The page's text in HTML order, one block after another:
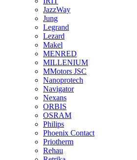
JazzWay
Jung
Legrand
Lezard
Makel
MENRED
MILLENIUM
MMotors JSC
Nanoprotech
Navigator
Nexans
ORBIS
OSRAM
Philips
Phoenix Contact
Priotherm
Rehau